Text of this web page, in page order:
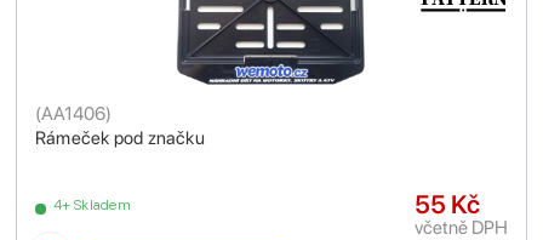
Rámeček pod značku
(AA1406)
4+ Skladem 55 Kč
včetně DPH